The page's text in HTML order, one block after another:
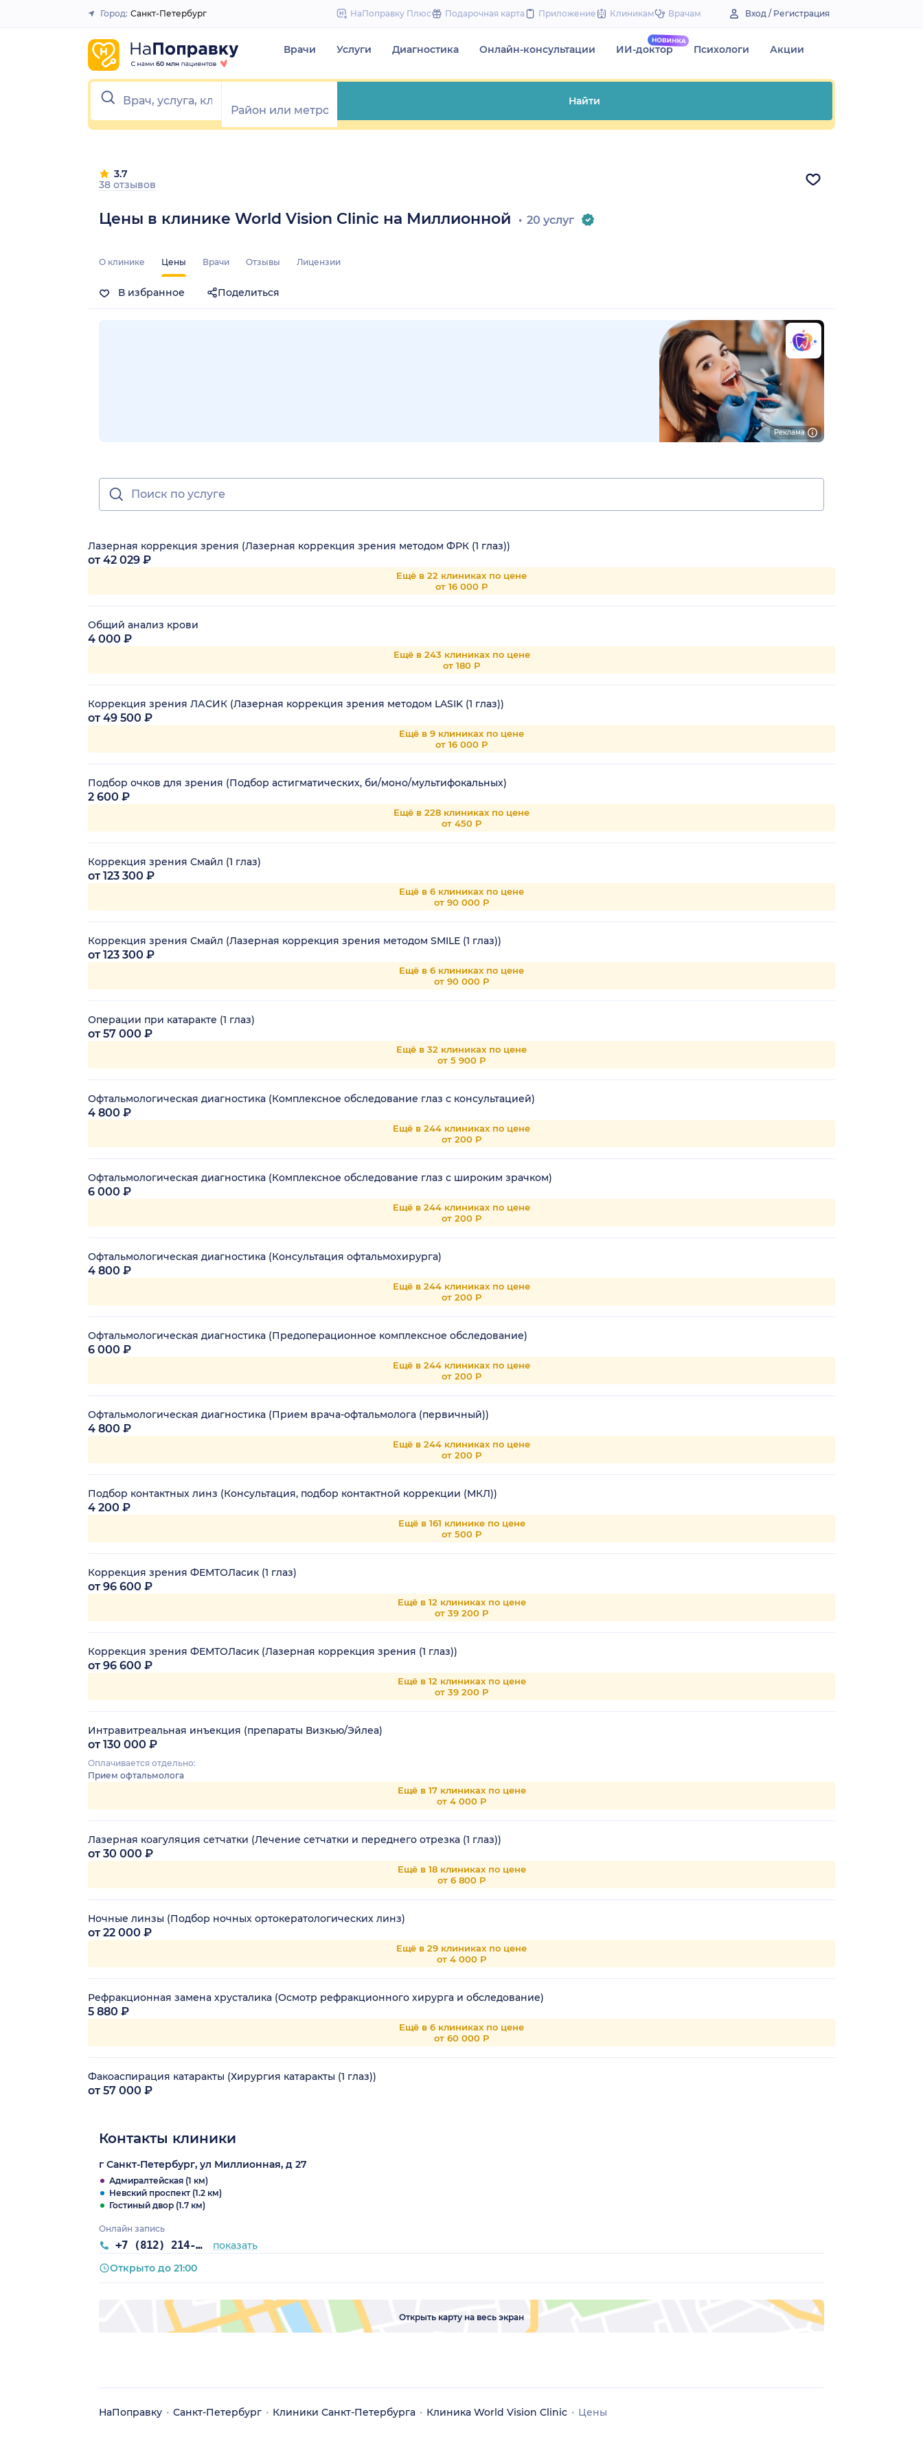
to
Закрыть
Город: Санкт-Петербург НаПоправку Плюс Подарочная карта Приложение Клиникам Врачам Вход / Регистрация
Врачи Услуги Диагностика Онлайн-консультации ИИ-доктор Психологи Акции
Найти
Реклама
Цены в клинике World Vision Clinic на Миллионной 20 услуг
3.7
38 отзывов
О клинике Цены Врачи Отзывы Лицензии
В избранное Поделиться
Лазерная коррекция зрения (Лазерная коррекция зрения методом ФРК (1 глаз))
от 42 029 ₽
Ещё в 22 клиниках по цене
от 16 000 Р
Общий анализ крови
4 000 ₽
Ещё в 243 клиниках по цене
от 180 Р
Коррекция зрения ЛАСИК (Лазерная коррекция зрения методом LASIK (1 глаз))
от 49 500 ₽
Ещё в 9 клиниках по цене
от 16 000 Р
Подбор очков для зрения (Подбор астигматических, би/моно/мультифокальных)
2 600 ₽
Ещё в 228 клиниках по цене
от 450 Р
Коррекция зрения Смайл (1 глаз)
от 123 300 ₽
Ещё в 6 клиниках по цене
от 90 000 Р
Коррекция зрения Смайл (Лазерная коррекция зрения методом SMILE (1 глаз))
от 123 300 ₽
Ещё в 6 клиниках по цене
от 90 000 Р
Операции при катаракте (1 глаз)
от 57 000 ₽
Ещё в 32 клиниках по цене
от 5 900 Р
Офтальмологическая диагностика (Комплексное обследование глаз с консультацией)
4 800 ₽
Ещё в 244 клиниках по цене
от 200 Р
Офтальмологическая диагностика (Комплексное обследование глаз с широким зрачком)
6 000 ₽
Ещё в 244 клиниках по цене
от 200 Р
Офтальмологическая диагностика (Консультация офтальмохирурга)
4 800 ₽
Ещё в 244 клиниках по цене
от 200 Р
Офтальмологическая диагностика (Предоперационное комплексное обследование)
6 000 ₽
Ещё в 244 клиниках по цене
от 200 Р
Офтальмологическая диагностика (Прием врача-офтальмолога (первичный))
4 800 ₽
Ещё в 244 клиниках по цене
от 200 Р
Подбор контактных линз (Консультация, подбор контактной коррекции (МКЛ))
4 200 ₽
Ещё в 161 клинике по цене
от 500 Р
Коррекция зрения ФЕМТОЛасик (1 глаз)
от 96 600 ₽
Ещё в 12 клиниках по цене
от 39 200 Р
Коррекция зрения ФЕМТОЛасик (Лазерная коррекция зрения (1 глаз))
от 96 600 ₽
Ещё в 12 клиниках по цене
от 39 200 Р
Интравитреальная инъекция (препараты Визкью/Эйлеа)
от 130 000 ₽
Оплачивается отдельно:
Прием офтальмолога
Ещё в 17 клиниках по цене
от 4 000 Р
Лазерная коагуляция сетчатки (Лечение сетчатки и переднего отрезка (1 глаз))
от 30 000 ₽
Ещё в 18 клиниках по цене
от 6 800 Р
Ночные линзы (Подбор ночных ортокератологических линз)
от 22 000 ₽
Ещё в 29 клиниках по цене
от 4 000 Р
Рефракционная замена хрусталика (Осмотр рефракционного хирурга и обследование)
5 880 ₽
Ещё в 6 клиниках по цене
от 60 000 Р
Факоаспирация катаракты (Хирургия катаракты (1 глаз))
от 57 000 ₽
Контакты клиники
г Санкт-Петербург, ул Миллионная, д 27
Адмиралтейская (1 км)
Невский проспект (1.2 км)
Гостиный двор (1.7 км)
Онлайн запись
+7 (812) 214-04-38
показать
Открыто до 21:00
Открыть карту на весь экран
НаПоправку Санкт-Петербург Клиники Санкт-Петербурга Клиника World Vision Clinic Цены